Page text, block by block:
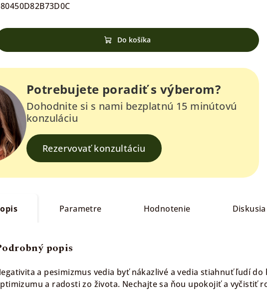
Do košíka
Potrebujete poradiť s výberom?
Dohodnite si s nami bezplatnú 15 minútovú
konzuláciu
Rezervovať konzultáciu
Parametre Hodnotenie Diskusia
popis
a pesimizmus vedia byť nákazlivé a vedia stiahnuť ľudí
a radosti zo života. Nechajte sa ňou upokojiť a vyčistiť